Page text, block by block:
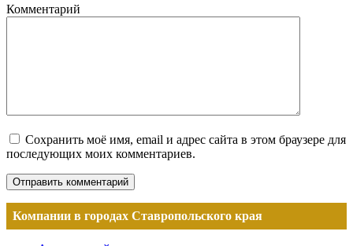
Комментарий
Сохранить моё имя, email и адрес сайта в этом браузере для
последующих моих комментариев.
Компании в городах Ставропольского края